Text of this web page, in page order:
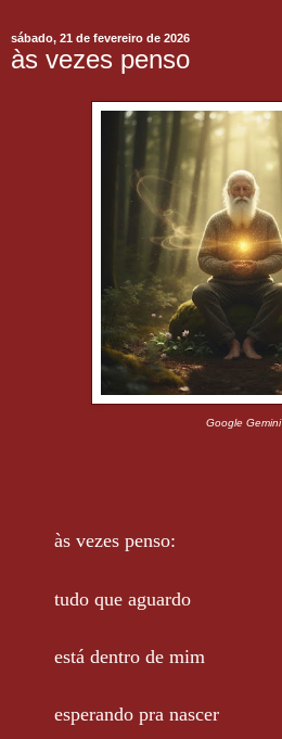
sábado, 21 de fevereiro de 2026
às vezes penso
Google Gemini
às vezes penso:
tudo que aguardo
está dentro de mim
esperando pra nascer